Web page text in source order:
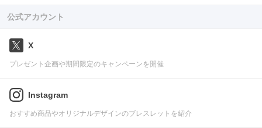
公式アカウント
X
プレゼント企画や期間限定のキャンペーンを開催
Instagram
おすすめ商品やオリジナルデザインのブレスレットを紹介